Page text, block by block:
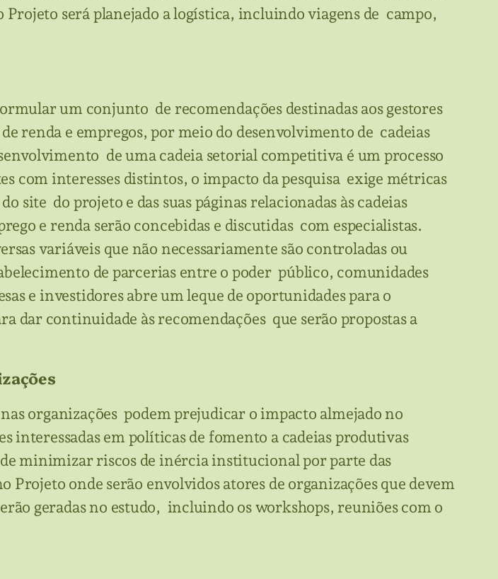
será planejado a logística, incluindo viagens de campo,
um conjunto de recomendações destinadas aos gestores
renda e empregos, por meio do desenvolvimento de cadeias
de uma cadeia setorial competitiva é um processo
com interesses distintos, o impacto da pesquisa exige métricas
site do projeto e das suas páginas relacionadas às cadeias
e renda serão concebidas e discutidas com especialistas.
variáveis que não necessariamente são controladas ou
de parcerias entre o poder público, comunidades
e investidores abre um leque de oportunidades para o
continuidade às recomendações que serão propostas a
organizações podem prejudicar o impacto almejado no
em políticas de fomento a cadeias produtivas
minimizar riscos de inércia institucional por parte das
onde serão envolvidos atores de organizações que devem
geradas no estudo, incluindo os workshops, reuniões com o